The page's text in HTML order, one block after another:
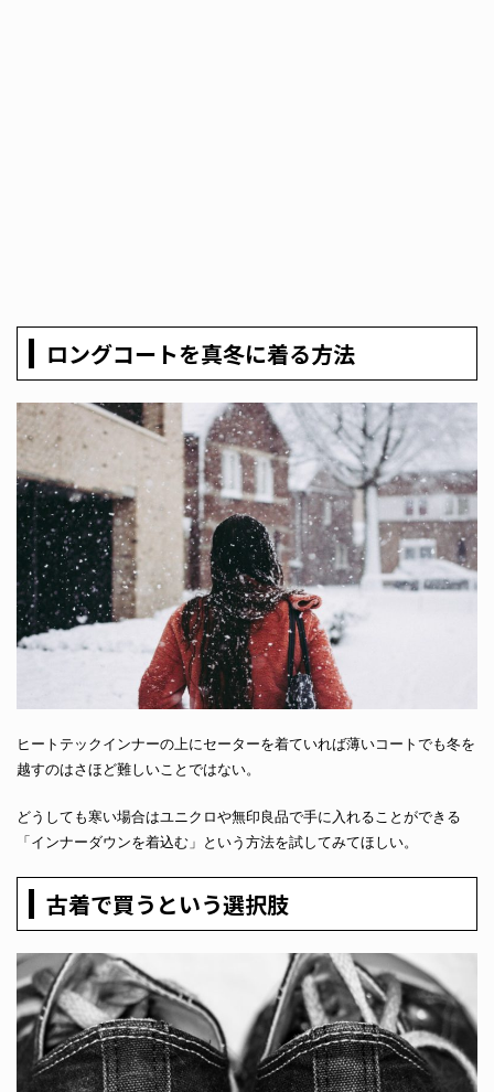
ロングコートを真冬に着る方法
ヒートテックインナーの上にセーターを着ていれば薄いコートでも冬を
越すのはさほど難しいことではない。
どうしても寒い場合はユニクロや無印良品で手に入れることができる
「インナーダウンを着込む」という方法を試してみてほしい。
古着で買うという選択肢